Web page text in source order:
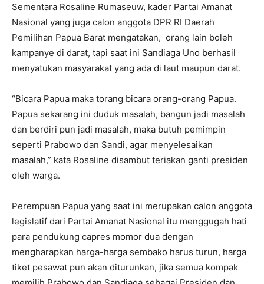
Sementara Rosaline Rumaseuw, kader Partai Amanat
Nasional yang juga calon anggota DPR RI Daerah
Pemilihan Papua Barat mengatakan, orang lain boleh
kampanye di darat, tapi saat ini Sandiaga Uno berhasil
menyatukan masyarakat yang ada di laut maupun darat.
“Bicara Papua maka torang bicara orang-orang Papua.
Papua sekarang ini duduk masalah, bangun jadi masalah
dan berdiri pun jadi masalah, maka butuh pemimpin
seperti Prabowo dan Sandi, agar menyelesaikan
masalah,” kata Rosaline disambut teriakan ganti presiden
oleh warga.
Perempuan Papua yang saat ini merupakan calon anggota
legislatif dari Partai Amanat Nasional itu menggugah hati
para pendukung capres momor dua dengan
mengharapkan harga-harga sembako harus turun, harga
tiket pesawat pun akan diturunkan, jika semua kompak